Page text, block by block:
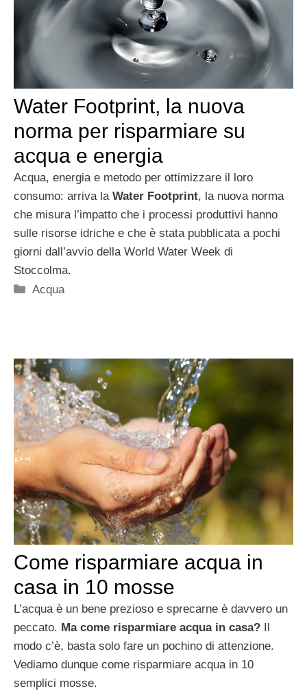
Water Footprint, la nuova
norma per risparmiare su
acqua e energia
Acqua, energia e metodo per ottimizzare il loro
consumo: arriva la Water Footprint, la nuova norma
che misura l’impatto che i processi produttivi hanno
sulle risorse idriche e che è stata pubblicata a pochi
giorni dall’avvio della World Water Week di
Stoccolma.
Categorie
Acqua
Come risparmiare acqua in
casa in 10 mosse
L’acqua è un bene prezioso e sprecarne è davvero un
peccato. Ma come risparmiare acqua in casa?
modo c’è, basta solo fare un pochino di attenzione.
Vediamo dunque come risparmiare acqua in 10
semplici mosse.